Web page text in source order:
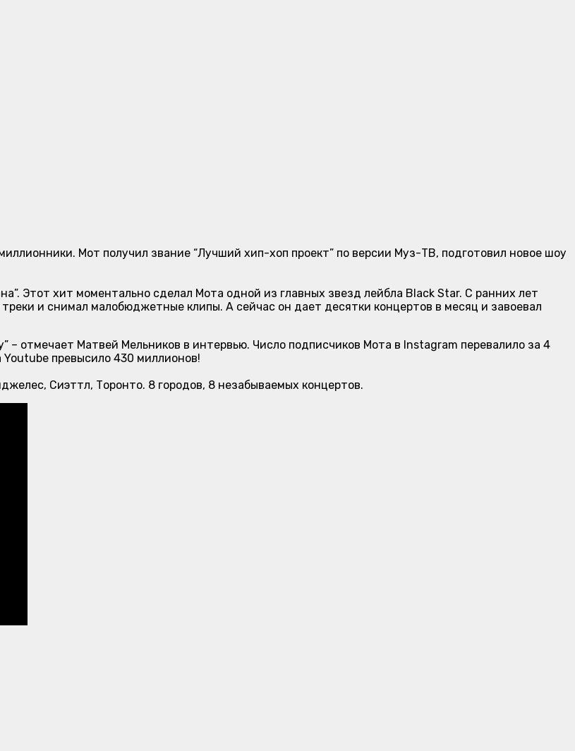
Мот получил звание “Лучший хип-хоп проект” по версии Муз-ТВ, подготовил новое шоу
Этот хит моментально сделал Мота одной из главных звезд лейбла Black Star. С ранних лет
и снимал малобюджетные клипы. А сейчас он дает десятки концертов в месяц и завоевал
– отмечает Матвей Мельников в интервью. Число подписчиков Мота в Instagram перевалило за 4
Youtube превысило 430 миллионов!
Сиэттл, Торонто. 8 городов, 8 незабываемых концертов.